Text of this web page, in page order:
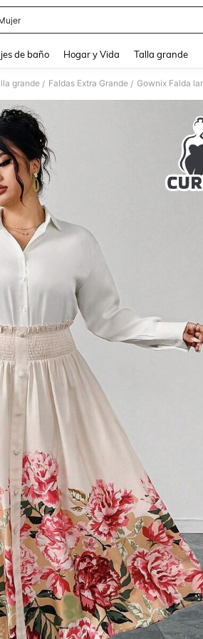
de baño Hogar y Vida Talla grande
grande / Faldas Extra Grande /